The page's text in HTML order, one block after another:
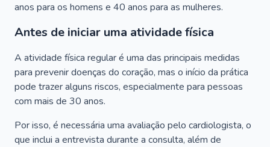
anos para os homens e 40 anos para as mulheres.
Antes de iniciar uma atividade física
A atividade física regular é uma das principais medidas
para prevenir doenças do coração, mas o início da prática
pode trazer alguns riscos, especialmente para pessoas
com mais de 30 anos.
Por isso, é necessária uma avaliação pelo cardiologista, o
que inclui a entrevista durante a consulta, além de